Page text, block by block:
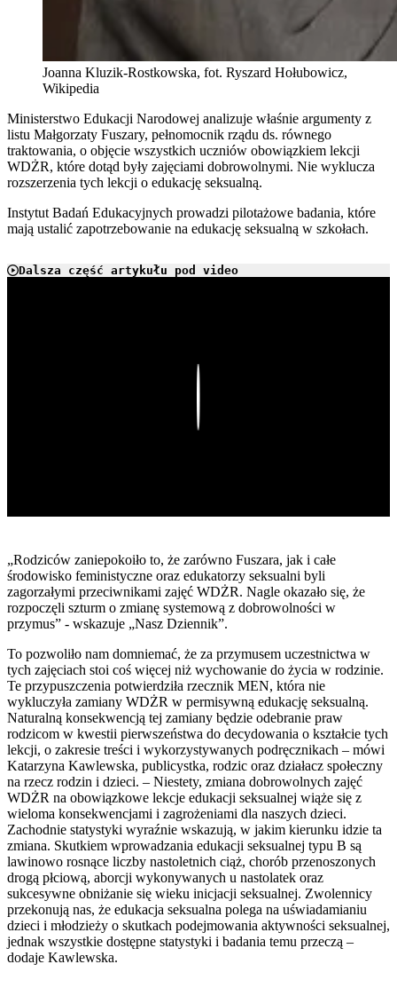
Joanna Kluzik-Rostkowska, fot. Ryszard Hołubowicz,
Wikipedia
Ministerstwo Edukacji Narodowej analizuje właśnie argumenty z
listu Małgorzaty Fuszary, pełnomocnik rządu ds. równego
traktowania, o objęcie wszystkich uczniów obowiązkiem lekcji
WDŻR, które dotąd były zajęciami dobrowolnymi. Nie wyklucza
rozszerzenia tych lekcji o edukację seksualną.
Instytut Badań Edukacyjnych prowadzi pilotażowe badania, które
mają ustalić zapotrzebowanie na edukację seksualną w szkołach.
Dalsza część artykułu pod video
„Rodziców zaniepokoiło to, że zarówno Fuszara, jak i całe
środowisko feministyczne oraz edukatorzy seksualni byli
zagorzałymi przeciwnikami zajęć WDŻR. Nagle okazało się, że
rozpoczęli szturm o zmianę systemową z dobrowolności w
przymus” - wskazuje „Nasz Dziennik”.
To pozwoliło nam domniemać, że za przymusem uczestnictwa w
tych zajęciach stoi coś więcej niż wychowanie do życia w rodzinie.
Te przypuszczenia potwierdziła rzecznik MEN, która nie
wykluczyła zamiany WDŻR w permisywną edukację seksualną.
Naturalną konsekwencją tej zamiany będzie odebranie praw
rodzicom w kwestii pierwszeństwa do decydowania o kształcie tych
lekcji, o zakresie treści i wykorzystywanych podręcznikach – mówi
Katarzyna Kawlewska, publicystka, rodzic oraz działacz społeczny
na rzecz rodzin i dzieci. – Niestety, zmiana dobrowolnych zajęć
WDŻR na obowiązkowe lekcje edukacji seksualnej wiąże się z
wieloma konsekwencjami i zagrożeniami dla naszych dzieci.
Zachodnie statystyki wyraźnie wskazują, w jakim kierunku idzie ta
zmiana. Skutkiem wprowadzania edukacji seksualnej typu B są
lawinowo rosnące liczby nastoletnich ciąż, chorób przenoszonych
drogą płciową, aborcji wykonywanych u nastolatek oraz
sukcesywne obniżanie się wieku inicjacji seksualnej. Zwolennicy
przekonują nas, że edukacja seksualna polega na uświadamianiu
dzieci i młodzieży o skutkach podejmowania aktywności seksualnej,
jednak wszystkie dostępne statystyki i badania temu przeczą –
dodaje Kawlewska.